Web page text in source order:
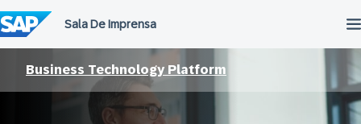
para
o
conteúdo
Business Technology Platform